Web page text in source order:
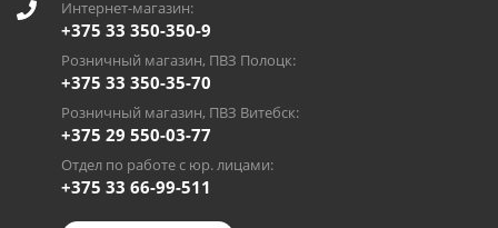
Интернет-магазин:
+375 33 350-350-9
Розничный магазин, ПВЗ Полоцк:
+375 33 350-35-70
Розничный магазин, ПВЗ Витебск:
+375 29 550-03-77
Отдел по работе с юр. лицами:
+375 33 66-99-511